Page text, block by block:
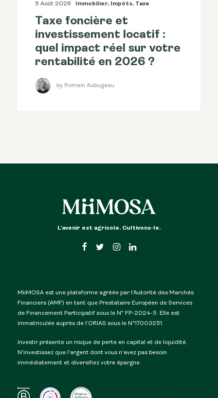
5 Août 2026 Immobilier, Impôts, Taxe
Taxe foncière et
investissement locatif :
quel impact réel sur votre
rentabilité en 2026 ?
by Romain Aubugeau
L’avenir est agricole. Cultivons-le.
MiiMOSA est une plateforme agréée par l’Autorité des Marchés
Financiers (AMF) en tant que Prestataire Européen de Services
de Financement Participatif sous le N° FP-2024-5. Elle est
immatriculée auprès de l’ORIAS sous le N°17003251.
Investir présente un risque de perte en capital et de liquidité.
N’investissez que l’argent dont vous n’avez pas besoin
immédiatement et diversifiez votre épargne.